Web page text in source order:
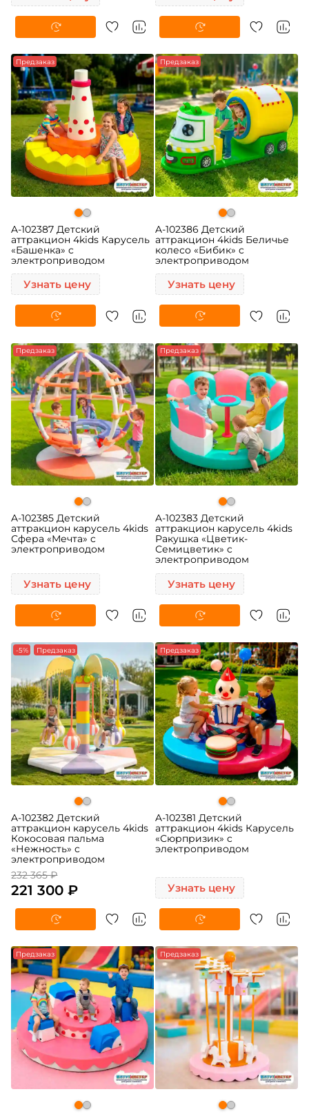
Предзаказ
A-102387 Детский
аттракцион 4kids Карусель
«Башенка» c
электроприводом
Узнать цену
Предзаказ
A-102386 Детский
аттракцион 4kids Беличье
колесо «Бибик» c
электроприводом
Узнать цену
Предзаказ
A-102385 Детский
аттракцион карусель 4kids
Сфера «Мечта» c
электроприводом
Узнать цену
Предзаказ
A-102383 Детский
аттракцион карусель 4kids
Ракушка «Цветик-
Семицветик» c
электроприводом
Узнать цену
-5% Предзаказ
A-102382 Детский
аттракцион карусель 4kids
Кокосовая пальма
«Нежность» c
электроприводом
232 365 ₽
221 300 ₽
Предзаказ
A-102381 Детский
аттракцион 4kids Карусель
«Сюрпризик» c
электроприводом
Узнать цену
Предзаказ Предзаказ